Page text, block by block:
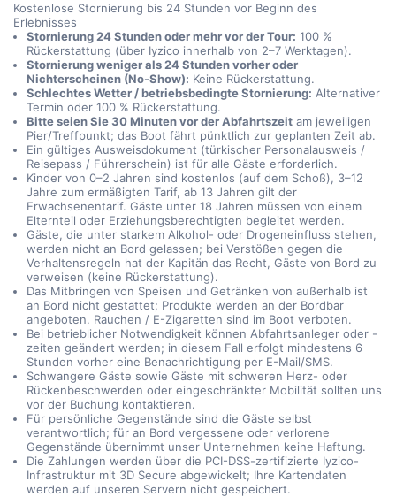
Kostenlose Stornierung bis 24 Stunden vor Beginn des
Erlebnisses
Stornierung 24 Stunden oder mehr vor der Tour: 100 %
Rückerstattung (über Iyzico innerhalb von 2–7 Werktagen).
Stornierung weniger als 24 Stunden vorher oder
Nichterscheinen (No-Show): Keine Rückerstattung.
Schlechtes Wetter / betriebsbedingte Stornierung: Alternativer
Termin oder 100 % Rückerstattung.
Bitte seien Sie 30 Minuten vor der Abfahrtszeit am jeweiligen
Pier/Treffpunkt; das Boot fährt pünktlich zur geplanten Zeit ab.
Ein gültiges Ausweisdokument (türkischer Personalausweis /
Reisepass / Führerschein) ist für alle Gäste erforderlich.
Kinder von 0–2 Jahren sind kostenlos (auf dem Schoß), 3–12
Jahre zum ermäßigten Tarif, ab 13 Jahren gilt der
Erwachsenentarif. Gäste unter 18 Jahren müssen von einem
Elternteil oder Erziehungsberechtigten begleitet werden.
Gäste, die unter starkem Alkohol- oder Drogeneinfluss stehen,
werden nicht an Bord gelassen; bei Verstößen gegen die
Verhaltensregeln hat der Kapitän das Recht, Gäste von Bord zu
verweisen (keine Rückerstattung).
Das Mitbringen von Speisen und Getränken von außerhalb ist
an Bord nicht gestattet; Produkte werden an der Bordbar
angeboten. Rauchen / E-Zigaretten sind im Boot verboten.
Bei betrieblicher Notwendigkeit können Abfahrtsanleger oder -
zeiten geändert werden; in diesem Fall erfolgt mindestens 6
Stunden vorher eine Benachrichtigung per E-Mail/SMS.
Schwangere Gäste sowie Gäste mit schweren Herz- oder
Rückenbeschwerden oder eingeschränkter Mobilität sollten uns
vor der Buchung kontaktieren.
Für persönliche Gegenstände sind die Gäste selbst
verantwortlich; für an Bord vergessene oder verlorene
Gegenstände übernimmt unser Unternehmen keine Haftung.
Die Zahlungen werden über die PCI-DSS-zertifizierte Iyzico-
Infrastruktur mit 3D Secure abgewickelt; Ihre Kartendaten
werden auf unseren Servern nicht gespeichert.